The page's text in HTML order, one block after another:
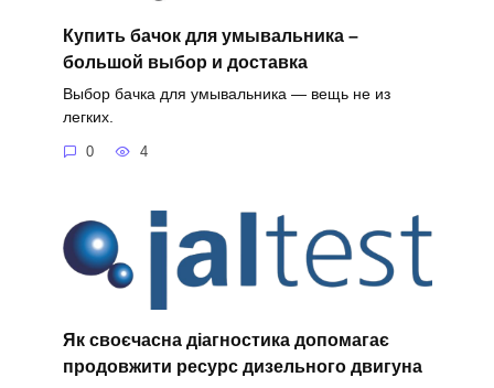
Купить бачок для умывальника –
большой выбор и доставка
Выбор бачка для умывальника — вещь не из
легких.
0 4
Як своєчасна діагностика допомагає
продовжити ресурс дизельного двигуна